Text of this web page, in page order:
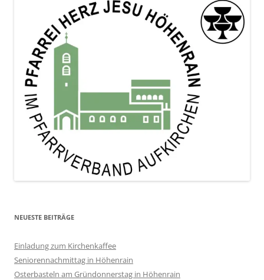
NEUESTE BEITRÄGE
Einladung zum Kirchenkaffee
Seniorennachmittag in Höhenrain
Osterbasteln am Gründonnerstag in Höhenrain